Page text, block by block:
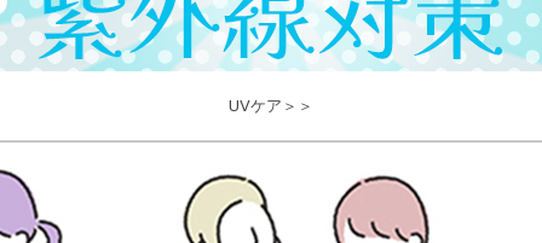
UVケア＞＞